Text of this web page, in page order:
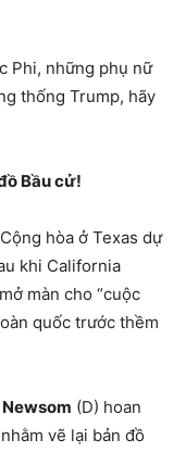
Phi, những phụ nữ
thống Trump, hãy
Bầu cử!
hòa ở Texas dự
khi California
màn cho “cuộc
quốc trước thềm
(D) hoan
vẽ lại bản đồ